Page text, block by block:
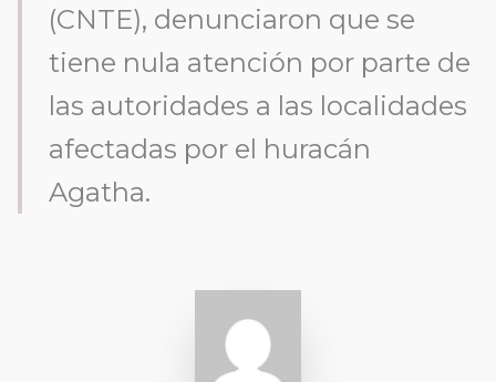
(CNTE), denunciaron que se
tiene nula atención por parte de
las autoridades a las localidades
afectadas por el huracán
Agatha.